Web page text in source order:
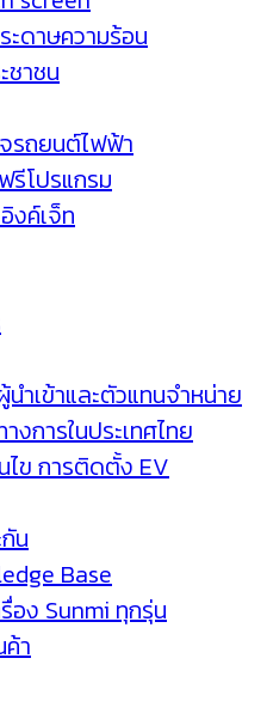
ะดาษความร้อน
ชาชน
รถยนต์ไฟฟ้า
รีโปรแกรม
งค์เจ็ท
นำเข้าและตัวแทนจำหน่าย
งการในประเทศไทย
ไข การติดตั้ง EV
น
Base
อง Sunmi ทุกรุ่น
า